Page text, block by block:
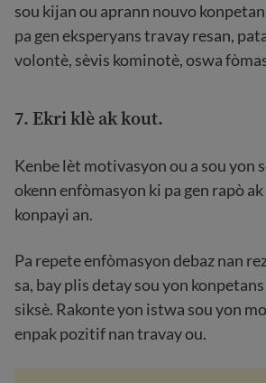
sou kijan ou aprann nouvo
pa gen eksperyans travay resan,
volontè, sèvis kominotè, oswa
7. Ekri klè ak kout.
Kenbe lèt motivasyon ou a sou yon
okenn enfòmasyon ki pa gen rapò
konpayi an.
Pa repete enfòmasyon debaz nan
sa, bay plis detay sou yon
siksè. Rakonte yon istwa sou yon
enpak pozitif nan travay ou.